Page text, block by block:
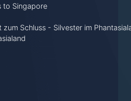
to Singapore
zum Schluss - Silvester im